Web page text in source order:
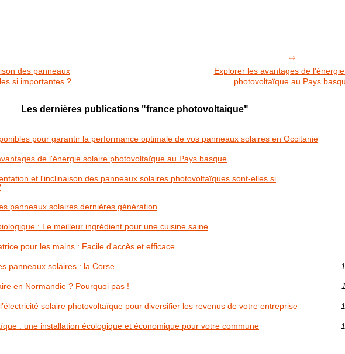
des panneaux
si importantes ?
Explorer les avantages de
photovoltaïque au Pays
Les dernières publications "france photovoltaique"
pour garantir la performance optimale de vos panneaux solaires en Occitanie
de l'énergie solaire photovoltaïque au Pays basque
et l'inclinaison des panneaux solaires photovoltaïques sont-elles si
panneaux solaires dernières génération
: Le meilleur ingrédient pour une cuisine saine
pour les mains : Facile d'accès et efficace
panneaux solaires : la Corse
en Normandie ? Pourquoi pas !
solaire photovoltaïque pour diversifier les revenus de votre entreprise
: une installation écologique et économique pour votre commune